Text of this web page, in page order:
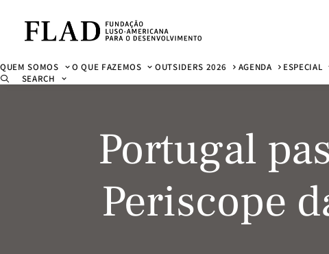
QUEM SOMOS O QUE FAZEMOS OUTSIDERS 2026 AGENDA ESPECIAL
SEARCH
Portugal
Periscope